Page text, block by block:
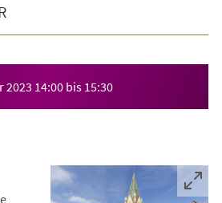
2023 14:00 bis 15:30